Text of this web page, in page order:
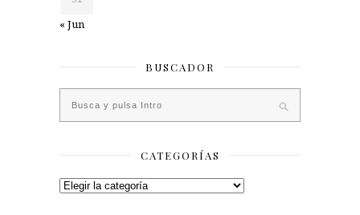
« Jun
BUSCADOR
CATEGORÍAS
Categorías